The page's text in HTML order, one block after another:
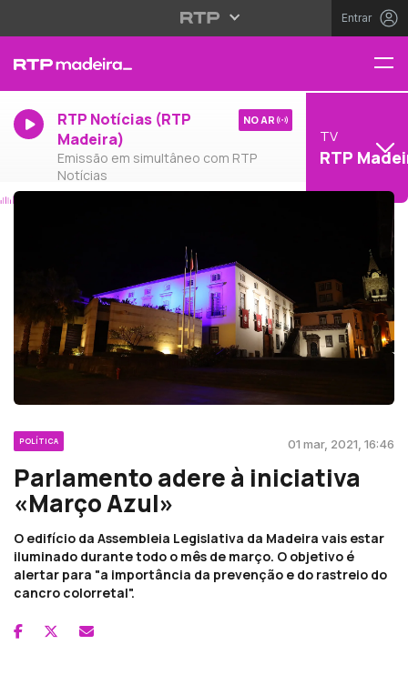
Entrar
RTP Notícias (RTP
Madeira)
Emissão em simultâneo com RTP
Notícias
NO AR
TV
RTP
POLÍTICA 01 mar, 2021, 16:46
Parlamento adere à iniciativa
«Março Azul»
O edifício da Assembleia Legislativa da Madeira vais estar
iluminado durante todo o mês de março. O objetivo é
alertar para "a importância da prevenção e do rastreio do
cancro colorretal".